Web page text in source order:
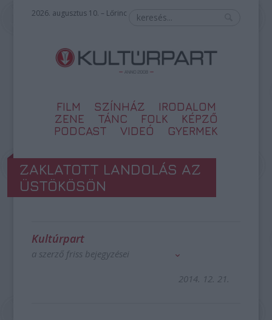
2026. augusztus 10. – Lőrinc
FILM SZÍNHÁZ
IRODALOM
ZENE
TÁNC FOLK
KÉPZŐ
PODCAST
VIDEÓ GYERMEK
ZAKLATOTT LANDOLÁS AZ
ÜSTÖKÖSÖN
Kultúrpart
a szerző friss bejegyzései
2014. 12. 21.